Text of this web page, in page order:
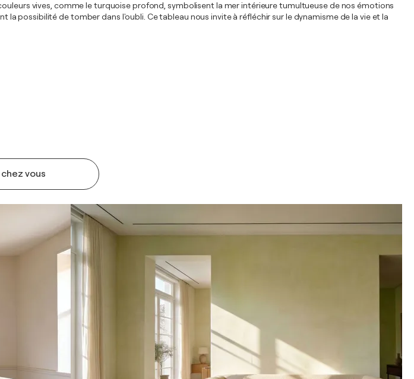
vous
vives, comme le turquoise profond, symbolisent la mer intérieure tumultueuse de nos émotions
possibilité de tomber dans l'oubli. Ce tableau nous invite à réfléchir sur le dynamisme de la vie et la